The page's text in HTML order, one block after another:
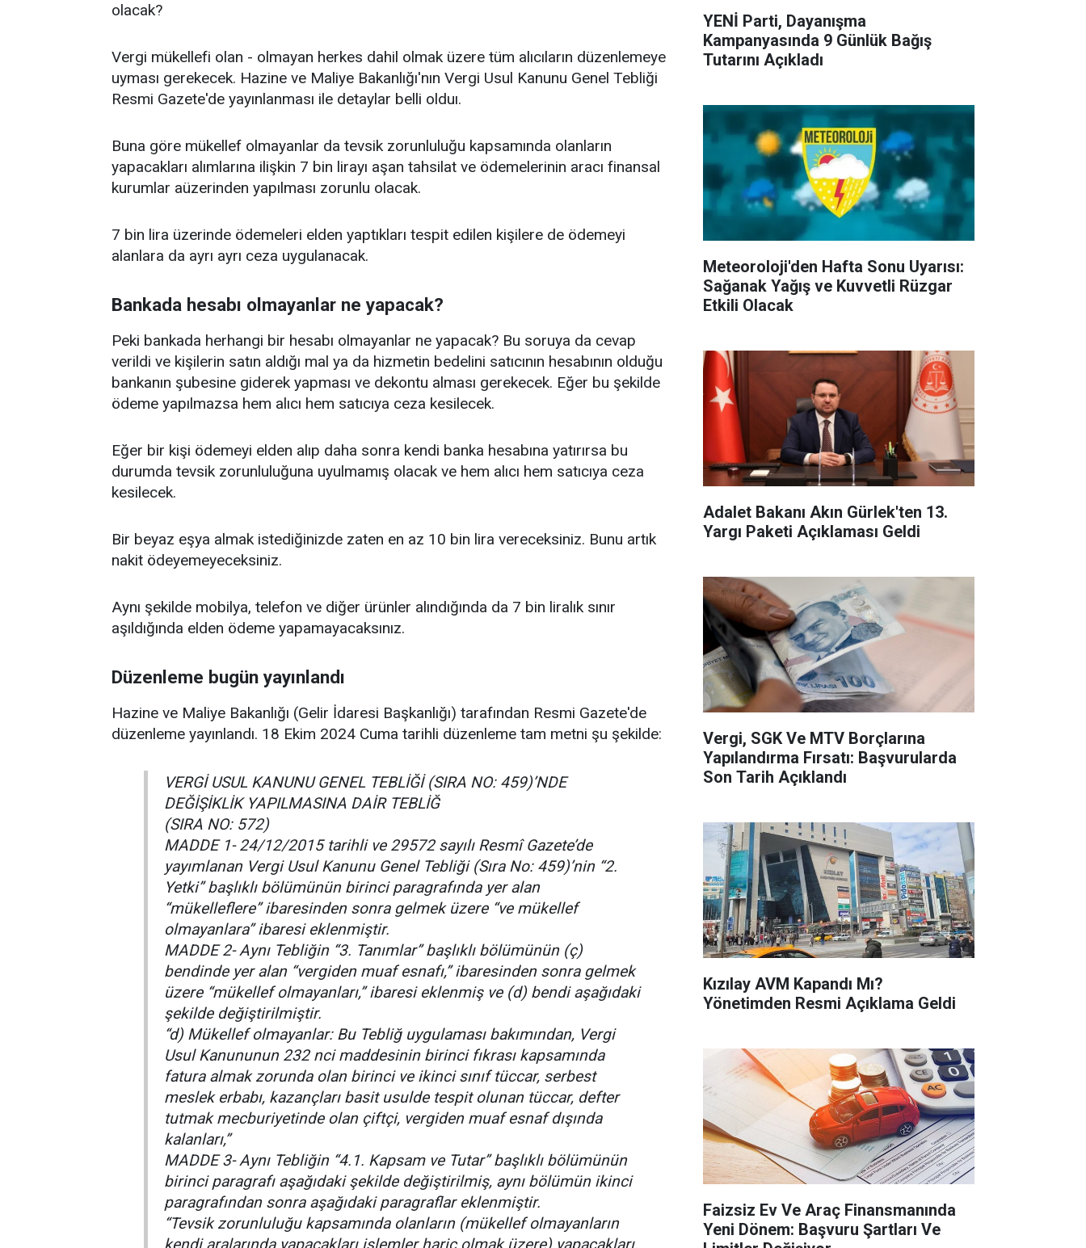
olacak?
Vergi mükellefi olan - olmayan herkes dahil olmak üzere tüm alıcıların düzenlemeye
uyması gerekecek. Hazine ve Maliye Bakanlığı'nın Vergi Usul Kanunu Genel Tebliği
Resmi Gazete'de yayınlanması ile detaylar belli olduı.
Buna göre mükellef olmayanlar da tevsik zorunluluğu kapsamında olanların
yapacakları alımlarına ilişkin 7 bin lirayı aşan tahsilat ve ödemelerinin aracı finansal
kurumlar aüzerinden yapılması zorunlu olacak.
7 bin lira üzerinde ödemeleri elden yaptıkları tespit edilen kişilere de ödemeyi
alanlara da ayrı ayrı ceza uygulanacak.
Bankada hesabı olmayanlar ne yapacak?
Peki bankada herhangi bir hesabı olmayanlar ne yapacak? Bu soruya da cevap
verildi ve kişilerin satın aldığı mal ya da hizmetin bedelini satıcının hesabının olduğu
bankanın şubesine giderek yapması ve dekontu alması gerekecek. Eğer bu şekilde
ödeme yapılmazsa hem alıcı hem satıcıya ceza kesilecek.
Eğer bir kişi ödemeyi elden alıp daha sonra kendi banka hesabına yatırırsa bu
durumda tevsik zorunluluğuna uyulmamış olacak ve hem alıcı hem satıcıya ceza
kesilecek.
Bir beyaz eşya almak istediğinizde zaten en az 10 bin lira vereceksiniz. Bunu artık
nakit ödeyemeyeceksiniz.
Aynı şekilde mobilya, telefon ve diğer ürünler alındığında da 7 bin liralık sınır
aşıldığında elden ödeme yapamayacaksınız.
Düzenleme bugün yayınlandı
Hazine ve Maliye Bakanlığı (Gelir İdaresi Başkanlığı) tarafından Resmi Gazete'de
düzenleme yayınlandı. 18 Ekim 2024 Cuma tarihli düzenleme tam metni şu şekilde:
VERGİ USUL KANUNU GENEL TEBLİĞİ (SIRA NO: 459)’NDE
DEĞİŞİKLİK YAPILMASINA DAİR TEBLİĞ
(SIRA NO: 572)
MADDE 1- 24/12/2015 tarihli ve 29572 sayılı Resmî Gazete’de
yayımlanan Vergi Usul Kanunu Genel Tebliği (Sıra No: 459)’nin “2.
Yetki” başlıklı bölümünün birinci paragrafında yer alan
“mükelleflere” ibaresinden sonra gelmek üzere “ve mükellef
olmayanlara” ibaresi eklenmiştir.
MADDE 2- Aynı Tebliğin “3. Tanımlar” başlıklı bölümünün (ç)
bendinde yer alan “vergiden muaf esnafı,” ibaresinden sonra gelmek
üzere “mükellef olmayanları,” ibaresi eklenmiş ve (d) bendi aşağıdaki
şekilde değiştirilmiştir.
“d) Mükellef olmayanlar: Bu Tebliğ uygulaması bakımından, Vergi
Usul Kanununun 232 nci maddesinin birinci fıkrası kapsamında
fatura almak zorunda olan birinci ve ikinci sınıf tüccar, serbest
meslek erbabı, kazançları basit usulde tespit olunan tüccar, defter
tutmak mecburiyetinde olan çiftçi, vergiden muaf esnaf dışında
kalanları,”
MADDE 3- Aynı Tebliğin “4.1. Kapsam ve Tutar” başlıklı bölümünün
birinci paragrafı aşağıdaki şekilde değiştirilmiş, aynı bölümün ikinci
paragrafından sonra aşağıdaki paragraflar eklenmiştir.
“Tevsik zorunluluğu kapsamında olanların (mükellef olmayanların
YENİ Parti, Dayanışma
Kampanyasında 9 Günlük Bağış
Tutarını Açıkladı
Meteoroloji'den Hafta Sonu Uyarısı:
Sağanak Yağış ve Kuvvetli Rüzgar
Etkili Olacak
Adalet Bakanı Akın Gürlek'ten 13.
Yargı Paketi Açıklaması Geldi
Vergi, SGK Ve MTV Borçlarına
Yapılandırma Fırsatı: Başvurularda
Son Tarih Açıklandı
Kızılay AVM Kapandı Mı?
Yönetimden Resmi Açıklama Geldi
Faizsiz Ev Ve Araç Finansmanında
Yeni Dönem: Başvuru Şartları Ve